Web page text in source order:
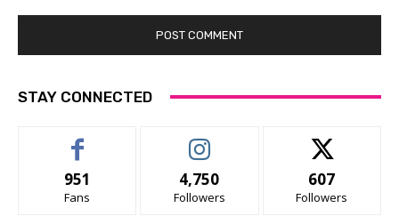
STAY CONNECTED
951
Fans
4,750
Followers
607
Followers